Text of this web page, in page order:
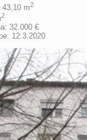
43,10 m2
2
32.000 €
12.3.2020